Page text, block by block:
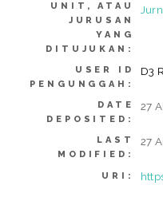
UNIT, ATAU
JURUSAN
YANG
DITUJUKAN:
USER ID
PENGUNGGAH:
D3
DATE
DEPOSITED:
27
LAST
MODIFIED:
27
URI: